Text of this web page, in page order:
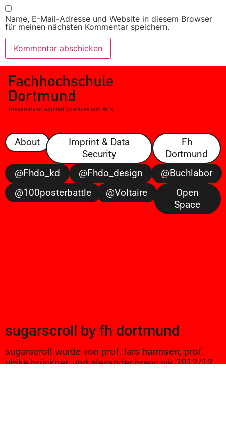
Name, E-Mail-Adresse und Website in diesem Browser
für meinen nächsten Kommentar speichern.
About
Imprint & Data
Security
Fh
Dortmund
@fhdo_kd
@fhdo_design
@buchlabor
@100posterbattle
@voltaire
Open
Space
sugarscroll by fh dortmund
sugarscroll wurde von prof. lars harmsen, prof.
ulrike brückner, und alexander branczyk 2012/13